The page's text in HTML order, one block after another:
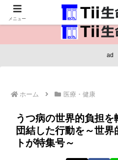
医療保健・生命・生物
ad
ホーム 医療・健康
うつ病の世界的負担
団結した行動を～世
トが特集号～
メニュー